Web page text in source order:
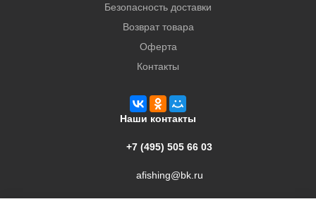
Безопасность доставки
Возврат товара
Оферта
Контакты
Наши контакты
+7 (495) 505 66 03
afishing@bk.ru